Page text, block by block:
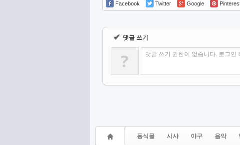
Facebook Twitter Google
✔ 댓글 쓰기
? 댓글 쓰기 권한이 없습니다. 로그인
동식물 시사 야구 음악